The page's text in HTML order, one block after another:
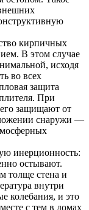
кирпичных
В этом случае
исходя
во всех
защита
При
защищают от
снаружи —
инерционность:
остывают.
толще стена и
внутри
колебания, и это
с тем в домах